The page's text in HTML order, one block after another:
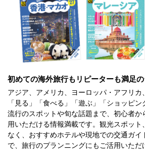
初めての海外旅行もリピーターも満足
アジア、アメリカ、ヨーロッパ・アフリカ
「見る」「食べる」「遊ぶ」「ショッピ
流行のスポットや旬な話題まで、初心者か
用いただける情報満載です。観光スポット
なく、おすすめホテルや現地での交通ガイ
で、旅行のプランニングにもご活用いただ